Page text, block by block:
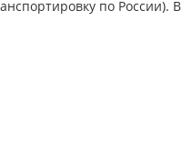
по России). В